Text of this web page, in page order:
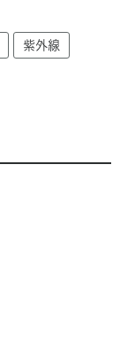
紫外線